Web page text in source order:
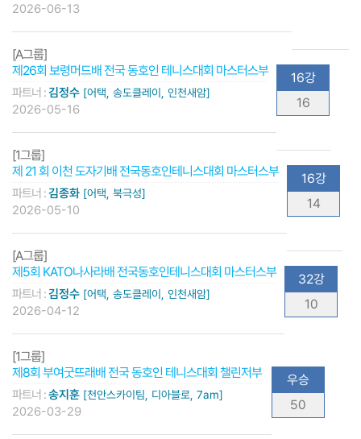
2026-06-13
[A그룹]
제26회 보령머드배 전국 동호인 테니스대회 마스터스부
파트너 :김정수 [어택, 송도클레이, 인천새암]
2026-05-16
16강
16
[1그룹]
제 21 회 이천 도자기배 전국동호인테니스대회 마스터스부
파트너 :김종화 [어택, 북극성]
2026-05-10
16강
14
[A그룹]
제5회 KATO나사라배 전국동호인테니스대회 마스터스부
파트너 :김정수 [어택, 송도클레이, 인천새암]
2026-04-12
32강
10
[1그룹]
제8회 부여굿뜨래배 전국 동호인 테니스대회 챌린저부
파트너 :송지훈 [천안스카이팀, 디아블로, 7am]
2026-03-29
우승
50